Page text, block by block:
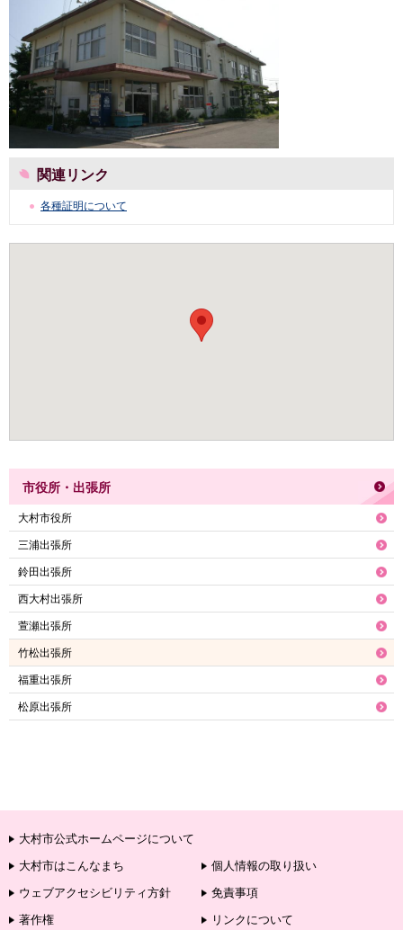
関連リンク
各種証明について
市役所・出張所
大村市役所
三浦出張所
鈴田出張所
西大村出張所
萱瀬出張所
竹松出張所
福重出張所
松原出張所
大村市公式ホームページについて
大村市はこんなまち
個人情報の取り扱い
ウェブアクセシビリティ方針
免責事項
著作権
リンクについて